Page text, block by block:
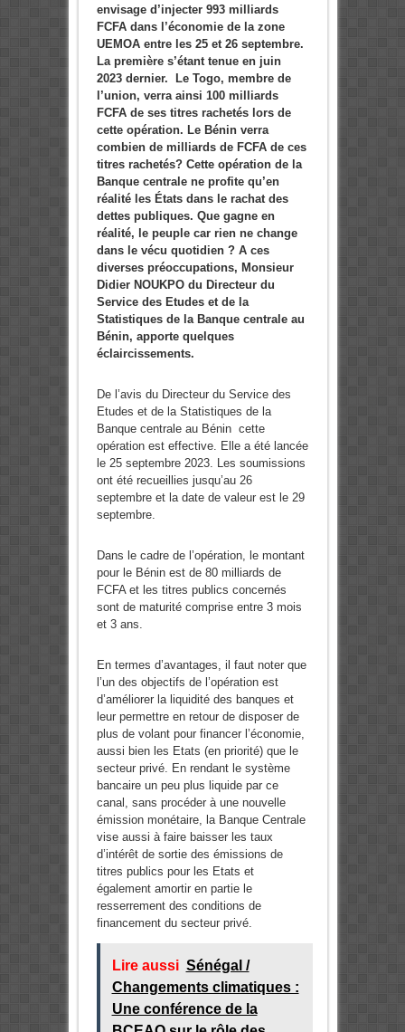
envisage d’injecter 993 milliards
FCFA dans l’économie de la zone
UEMOA entre les 25 et 26 septembre.
La première s’étant tenue en juin
2023 dernier. Le Togo, membre de
l’union, verra ainsi 100 milliards
FCFA de ses titres rachetés lors de
cette opération. Le Bénin verra
combien de milliards de FCFA de ces
titres rachetés? Cette opération de la
Banque centrale ne profite qu’en
réalité les États dans le rachat des
dettes publiques. Que gagne en
réalité, le peuple car rien ne change
dans le vécu quotidien ? A ces
diverses préoccupations, Monsieur
Didier NOUKPO du Directeur du
Service des Etudes et de la
Statistiques de la Banque centrale au
Bénin, apporte quelques
éclaircissements.
De l’avis du Directeur du Service des
Etudes et de la Statistiques de la
Banque centrale au Bénin cette
opération est effective. Elle a été lancée
le 25 septembre 2023. Les soumissions
ont été recueillies jusqu’au 26
septembre et la date de valeur est le 29
septembre.
Dans le cadre de l’opération, le montant
pour le Bénin est de 80 milliards de
FCFA et les titres publics concernés
sont de maturité comprise entre 3 mois
et 3 ans.
En termes d’avantages, il faut noter que
l’un des objectifs de l’opération est
d’améliorer la liquidité des banques et
leur permettre en retour de disposer de
plus de volant pour financer l’économie,
aussi bien les Etats (en priorité) que le
secteur privé. En rendant le système
bancaire un peu plus liquide par ce
canal, sans procéder à une nouvelle
émission monétaire, la Banque Centrale
vise aussi à faire baisser les taux
d’intérêt de sortie des émissions de
titres publics pour les Etats et
également amortir en partie le
resserrement des conditions de
financement du secteur privé.
Lire aussi Sénégal /
Changements climatiques :
Une conférence de la